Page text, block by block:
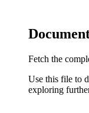
Fetch the
Use this file to
exploring